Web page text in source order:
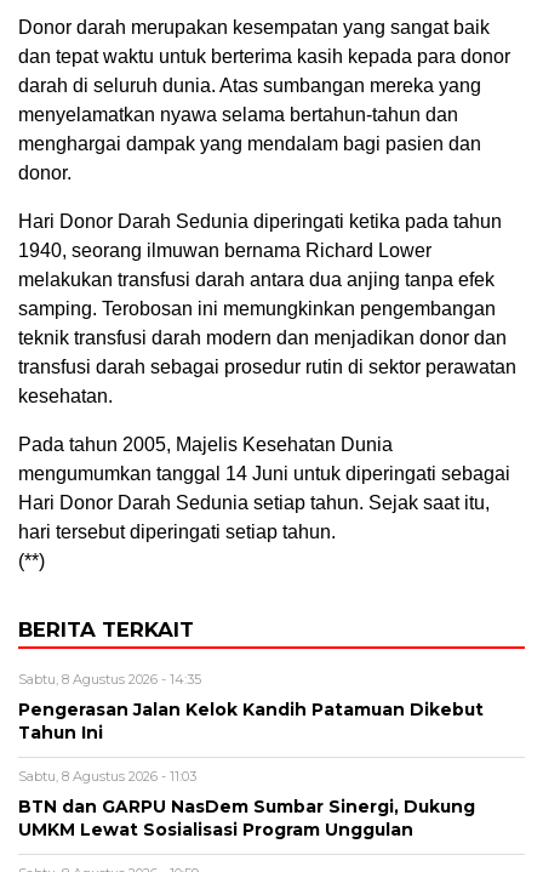
Donor darah merupakan kesempatan yang sangat baik
dan tepat waktu untuk berterima kasih kepada para donor
darah di seluruh dunia. Atas sumbangan mereka yang
menyelamatkan nyawa selama bertahun-tahun dan
menghargai dampak yang mendalam bagi pasien dan
donor.
Hari Donor Darah Sedunia diperingati ketika pada tahun
1940, seorang ilmuwan bernama Richard Lower
melakukan transfusi darah antara dua anjing tanpa efek
samping. Terobosan ini memungkinkan pengembangan
teknik transfusi darah modern dan menjadikan donor dan
transfusi darah sebagai prosedur rutin di sektor perawatan
kesehatan.
Pada tahun 2005, Majelis Kesehatan Dunia
mengumumkan tanggal 14 Juni untuk diperingati sebagai
Hari Donor Darah Sedunia setiap tahun. Sejak saat itu,
hari tersebut diperingati setiap tahun.
(**)
BERITA TERKAIT
Sabtu, 8 Agustus 2026 - 14:35
Pengerasan Jalan Kelok Kandih Patamuan Dikebut
Tahun Ini
Sabtu, 8 Agustus 2026 - 11:03
BTN dan GARPU NasDem Sumbar Sinergi, Dukung
UMKM Lewat Sosialisasi Program Unggulan